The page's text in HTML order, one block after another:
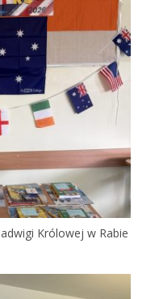
Królowej w Rabie